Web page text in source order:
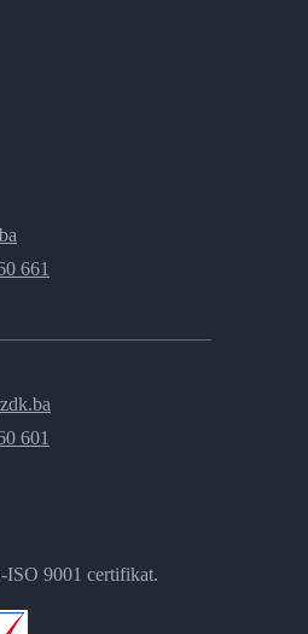
661
601
ISO 9001 certifikat.